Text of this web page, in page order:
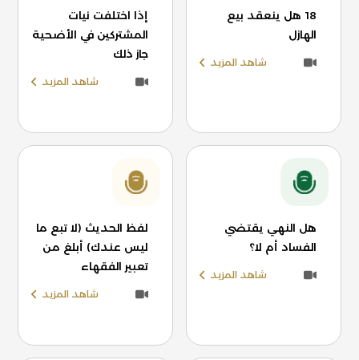
18 هل ينعقد بيع
الهازل
شاهد المزيد
إذا اختلفت نيات
المشتركين في الأضحية
جاز ذلك
شاهد المزيد
هل النهي يقتضي
الفساد أم لا؟
شاهد المزيد
لفظ الحديث (لا تبع ما
ليس عندك) أبلغ من
تعبير الفقهاء
شاهد المزيد